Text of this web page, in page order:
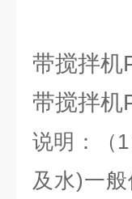
带搅拌机
带搅拌机
说明：（
及水)一